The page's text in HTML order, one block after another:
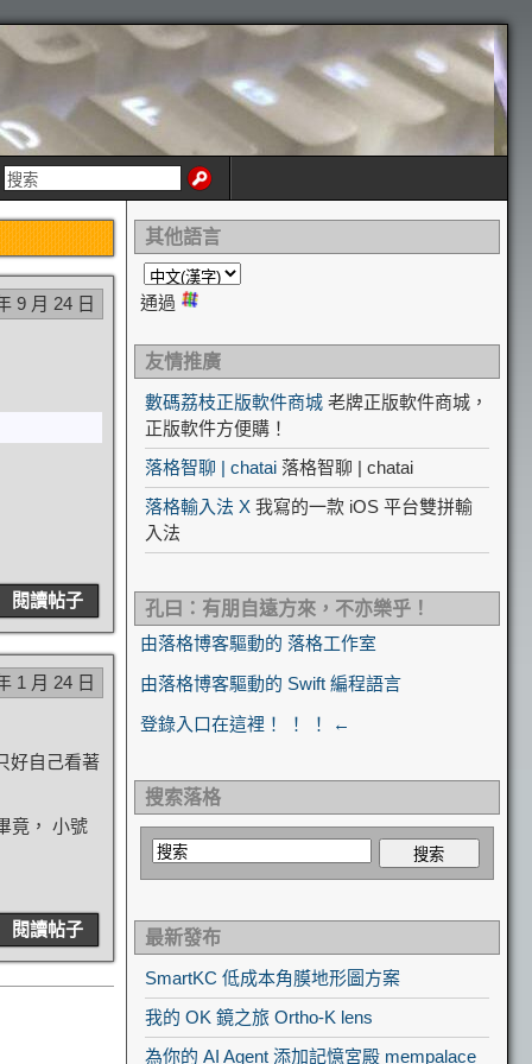
9 月 24 日
閱讀帖子
1 月 24 日
好自己看著
竟， 小號
閱讀帖子
其他語言
通過
友情推廣
數碼荔枝正版軟件商城 老牌正版軟件商城，
正版軟件方便購！
落格智聊 | chatai 落格智聊 | chatai
落格輸入法 X 我寫的一款 iOS 平台雙拼輸
入法
孔曰：有朋自遠方來，不亦樂乎！
由落格博客驅動的 落格工作室
由落格博客驅動的 Swift 編程語言
登錄入口在這裡！ ！ ！ ←
搜索落格
最新發布
SmartKC 低成本角膜地形圖方案
我的 OK 鏡之旅 Ortho-K lens
為你的 AI Agent 添加記憶宮殿 mempalace